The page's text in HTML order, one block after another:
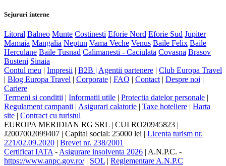
Sejururi interne
Litoral Balneo Munte Costinesti Eforie Nord Eforie Sud Jupiter
Mamaia Mangalia Neptun Vama Veche Venus Baile Felix Baile
Herculane Baile Tusnad Calimanesti - Caciulata Covasna Brasov
Busteni Sinaia
Contul meu | Impresii | B2B | Agentii partenere | Club Europa Travel
| Blog Europa Travel | Corporate | FAQ | Contact | Despre noi |
Cariere
Termeni si conditii | Informatii utile | Protectia datelor personale |
Regulament campanii | Asigurari calatorie | Taxe hoteliere | Harta
site | Contract cu turistul
EUROPA MERIDIAN RG SRL | CUI RO20945823 |
J2007002099407 | Capital social: 25000 lei | Licenta turism nr.
221/02.09.2020 | Brevet nr. 238/2001
Certificat IATA - Asigurare insolventa 2026 | A.N.P.C. -
https://www.anpc.gov.ro/| SOL | Reglementare A.N.P.C